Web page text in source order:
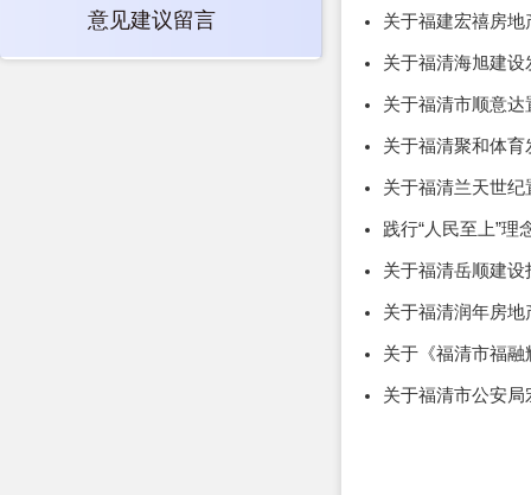
意见建议留言 关于福建宏禧房
关于福清海旭建
关于福清市顺意
关于福清聚和体
关于福清兰天世
践行“人民至上”
关于福清岳顺建
关于福清润年房
关于《福清市福
关于福清市公安